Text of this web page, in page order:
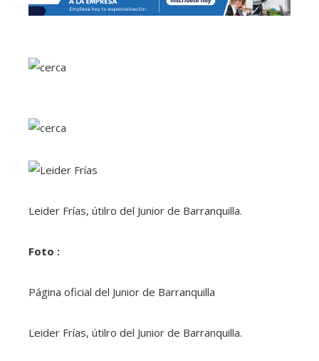
Leider Frías, útilro del Junior de Barranquilla.
Foto :
Página oficial del Junior de Barranquilla
Leider Frías, útilro del Junior de Barranquilla.